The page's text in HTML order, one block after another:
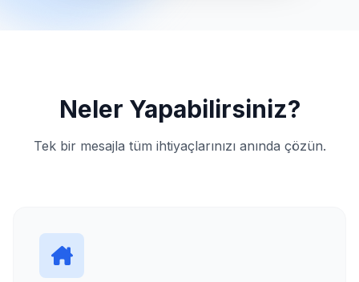
Neler Yapabilirsiniz?
Tek bir mesajla tüm ihtiyaçlarınızı anında çözün.